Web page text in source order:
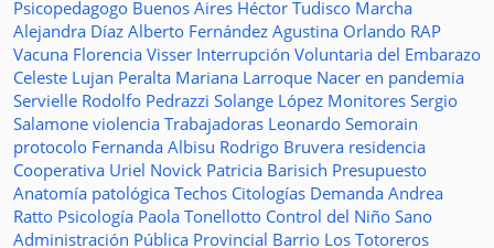
Psicopedagogo Buenos Aires Héctor Tudisco Marcha
Alejandra Díaz Alberto Fernández Agustina Orlando RAP
Vacuna Florencia Visser Interrupción Voluntaria del Embarazo
Celeste Lujan Peralta Mariana Larroque Nacer en pandemia
Servielle Rodolfo Pedrazzi Solange López Monitores Sergio
Salamone violencia Trabajadoras Leonardo Semorain
protocolo Fernanda Albisu Rodrigo Bruvera residencia
Cooperativa Uriel Novick Patricia Barisich Presupuesto
Anatomía patológica Techos Citologías Demanda Andrea
Ratto Psicología Paola Tonellotto Control del Niño Sano
Administración Pública Provincial Barrio Los Totoreros